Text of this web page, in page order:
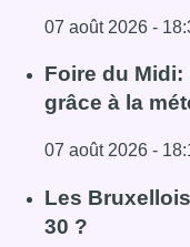
07 août 2026 -
Lire l'article Pizza
Foire du
grâce à la
07 août 2026 -
Lire l'article Foire
Les
30 ?